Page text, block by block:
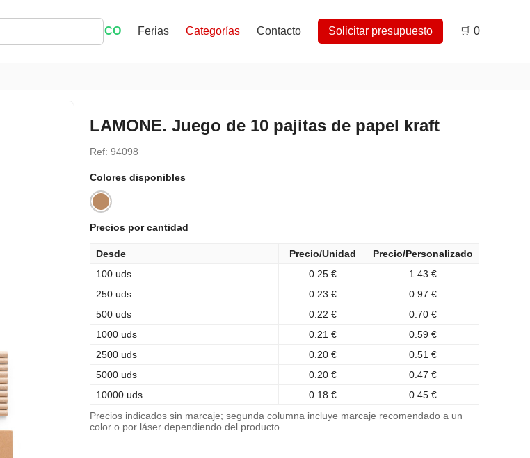
ECO Ferias Categorías Contacto Solicitar presupuesto 🛒 0
LAMONE. Juego de 10 pajitas de papel kraft
Ref: 94098
Colores disponibles
Precios por cantidad
Desde Precio/Unidad
Precio/Personalizado
100 uds
0.25 €
1.43 €
250 uds
0.23 €
0.97 €
500 uds
0.22 €
0.70 €
1000 uds
0.21 €
0.59 €
2500 uds
0.20 €
0.51 €
5000 uds
0.20 €
0.47 €
10000 uds
0.18 € 0.45 €
Precios indicados sin marcaje; segunda columna incluye marcaje recomendado a un
color o por láser dependiendo del producto.